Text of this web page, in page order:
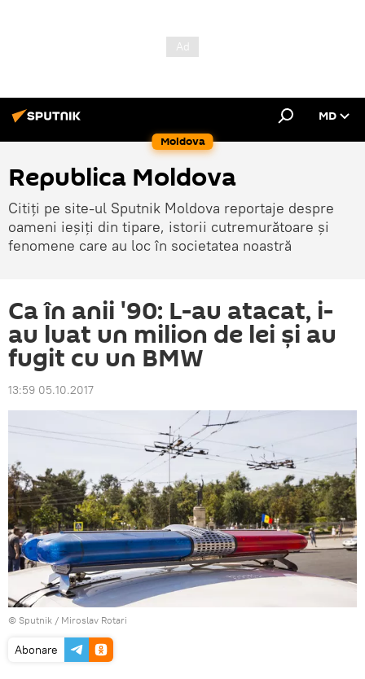
Moldova
MD
Republica Moldova
Citiți pe site-ul Sputnik Moldova reportaje despre
oameni ieșiți din tipare, istorii cutremurătoare și
fenomene care au loc în societatea noastră
Ca în anii '90: L-au atacat, i-
au luat un milion de lei și au
fugit cu un BMW
13:59 05.10.2017
© Sputnik / Miroslav Rotari
Abonare